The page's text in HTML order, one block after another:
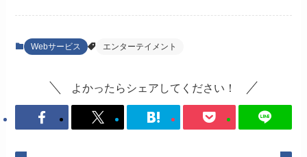
Webサービス エンターテイメント
よかったらシェアしてください！